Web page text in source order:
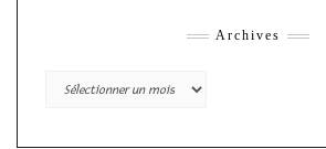
Archives
Archives